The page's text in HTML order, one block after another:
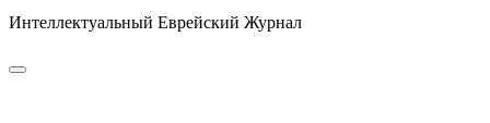
Интеллектуальный Еврейский Журнал